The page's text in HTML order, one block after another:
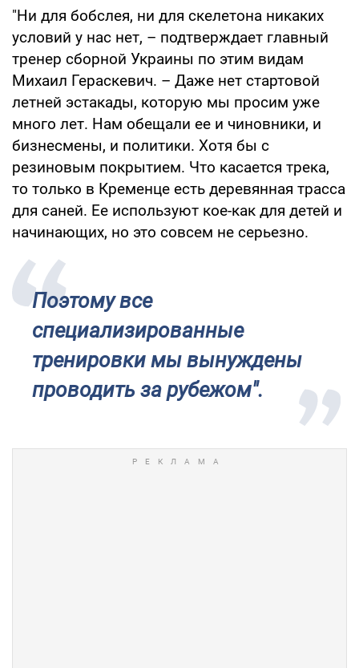
"Ни для бобслея, ни для скелетона никаких
условий у нас нет, – подтверждает главный
тренер сборной Украины по этим видам
Михаил Гераскевич. – Даже нет стартовой
летней эстакады, которую мы просим уже
много лет. Нам обещали ее и чиновники, и
бизнесмены, и политики. Хотя бы с
резиновым покрытием. Что касается трека,
то только в Кременце есть деревянная трасса
для саней. Ее используют кое-как для детей и
начинающих, но это совсем не серьезно.
Поэтому все
специализированные
тренировки мы вынуждены
проводить за рубежом".